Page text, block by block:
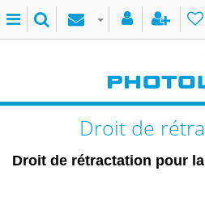
Droit de
Droit de rétractation pour